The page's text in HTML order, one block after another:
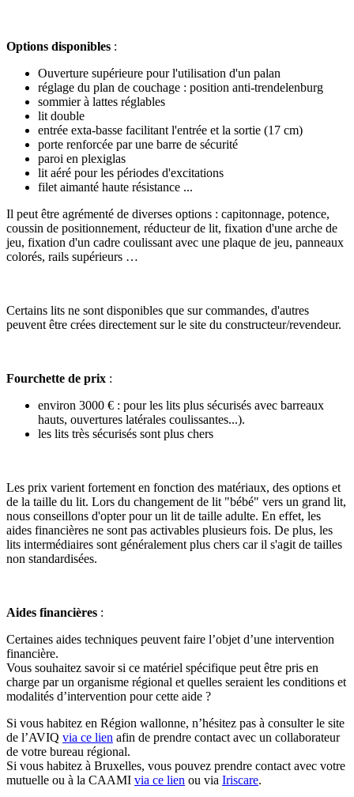
Options disponibles :
Ouverture supérieure pour l'utilisation d'un palan
réglage du plan de couchage : position anti-trendelenburg
sommier à lattes réglables
lit double
entrée exta-basse facilitant l'entrée et la sortie (17 cm)
porte renforcée par une barre de sécurité
paroi en plexiglas
lit aéré pour les périodes d'excitations
filet aimanté haute résistance ...
Il peut être agrémenté de diverses options : capitonnage, potence,
coussin de positionnement, réducteur de lit, fixation d'une arche de
jeu, fixation d'un cadre coulissant avec une plaque de jeu, panneaux
colorés, rails supérieurs …
Certains lits ne sont disponibles que sur commandes, d'autres
peuvent être crées directement sur le site du constructeur/revendeur.
Fourchette de prix :
environ 3000 € : pour les lits plus sécurisés avec barreaux
hauts, ouvertures latérales coulissantes...).
les lits très sécurisés sont plus chers
Les prix varient fortement en fonction des matériaux, des options et
de la taille du lit. Lors du changement de lit "bébé" vers un grand lit,
nous conseillons d'opter pour un lit de taille adulte. En effet, les
aides financières ne sont pas activables plusieurs fois. De plus, les
lits intermédiaires sont généralement plus chers car il s'agit de tailles
non standardisées.
Aides financières :
Certaines aides techniques peuvent faire l’objet d’une intervention
financière.
Vous souhaitez savoir si ce matériel spécifique peut être pris en
charge par un organisme régional et quelles seraient les conditions et
modalités d’intervention pour cette aide ?
Si vous habitez en Région wallonne, n’hésitez pas à consulter le site
de l’AVIQ via ce lien afin de prendre contact avec un collaborateur
de votre bureau régional.
Si vous habitez à Bruxelles, vous pouvez prendre contact avec votre
mutuelle ou à la CAAMI via ce lien ou via Iriscare.